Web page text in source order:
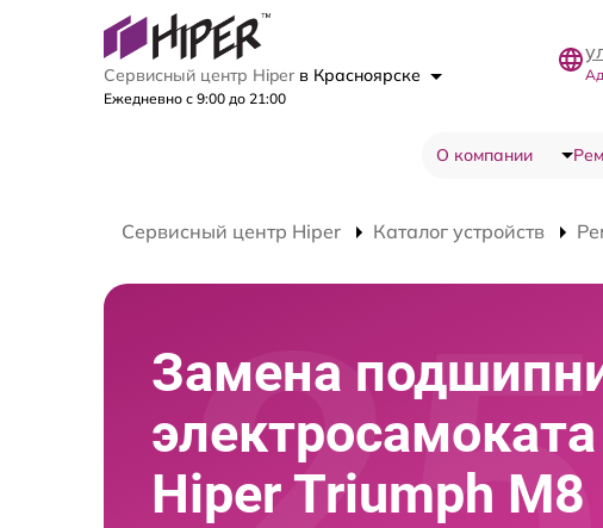
Сервисный центр Hiper в Красноярске
Ежедневно с 9:00 до 21:00
О компании
Сервисный центр Hiper Каталог устройств
Замена
электросамоката
Hiper Triumph M8